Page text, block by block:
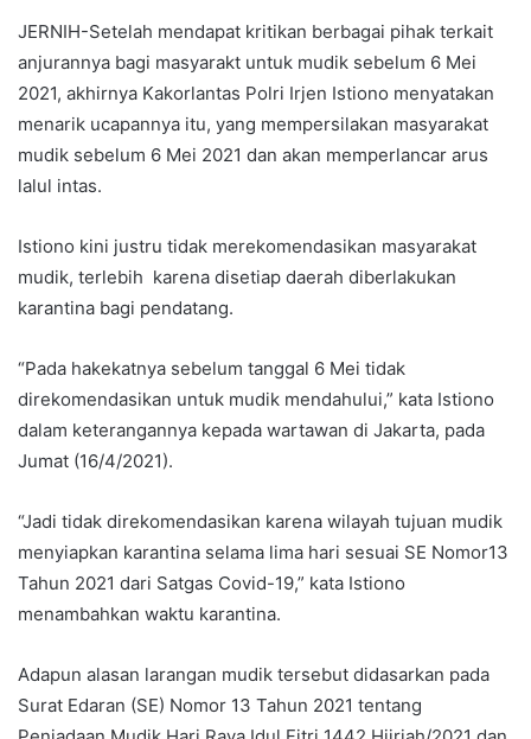
JERNIH-Setelah mendapat kritikan berbagai pihak terkait
anjurannya bagi masyarakt untuk mudik sebelum 6 Mei
2021, akhirnya Kakorlantas Polri Irjen Istiono menyatakan
menarik ucapannya itu, yang mempersilakan masyarakat
mudik sebelum 6 Mei 2021 dan akan memperlancar arus
lalul intas.
Istiono kini justru tidak merekomendasikan masyarakat
mudik, terlebih karena disetiap daerah diberlakukan
karantina bagi pendatang.
“Pada hakekatnya sebelum tanggal 6 Mei tidak
direkomendasikan untuk mudik mendahului,” kata Istiono
dalam keterangannya kepada wartawan di Jakarta, pada
Jumat (16/4/2021).
“Jadi tidak direkomendasikan karena wilayah tujuan mudik
menyiapkan karantina selama lima hari sesuai SE Nomor13
Tahun 2021 dari Satgas Covid-19,” kata Istiono
menambahkan waktu karantina.
Adapun alasan larangan mudik tersebut didasarkan pada
Surat Edaran (SE) Nomor 13 Tahun 2021 tentang